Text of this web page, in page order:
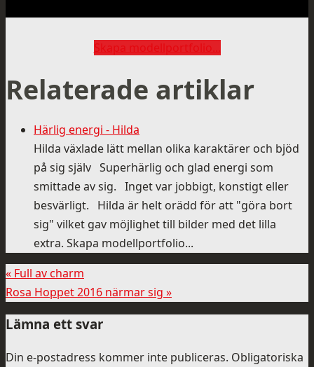
Skapa modellportfolio...
Relaterade artiklar
Härlig energi - Hilda
Hilda växlade lätt mellan olika karaktärer och bjöd
på sig själv Superhärlig och glad energi som
smittade av sig. Inget var jobbigt, konstigt eller
besvärligt. Hilda är helt orädd för att "göra bort
sig" vilket gav möjlighet till bilder med det lilla
extra. Skapa modellportfolio...
« Full av charm
Rosa Hoppet 2016 närmar sig »
Lämna ett svar
Din e-postadress kommer inte publiceras. Obligatoriska